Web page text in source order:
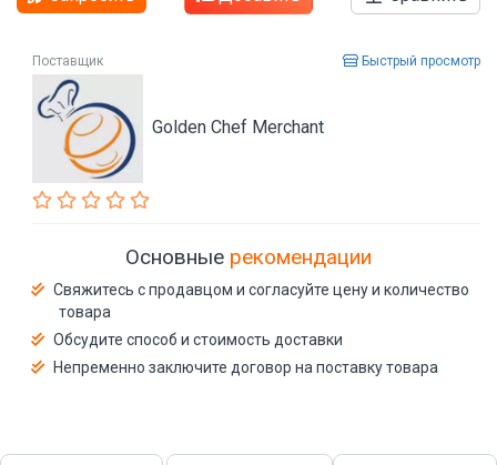
Поставщик Быстрый просмотр
Golden Chef Merchant
Основные рекомендации
Свяжитесь с продавцом и согласуйте цену и количество
товара
Обсудите способ и стоимость доставки
Непременно заключите договор на поставку товара